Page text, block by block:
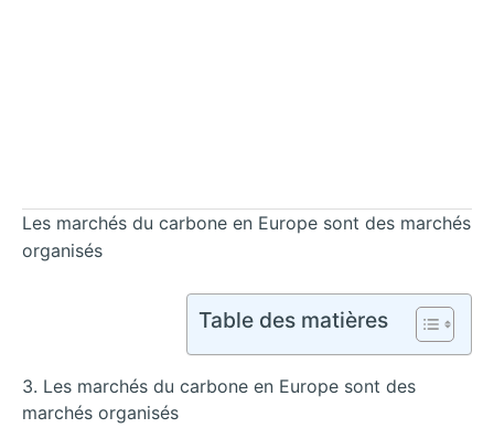
Les marchés du carbone en Europe sont des marchés
organisés
Table des matières
3. Les marchés du carbone en Europe sont des
marchés organisés